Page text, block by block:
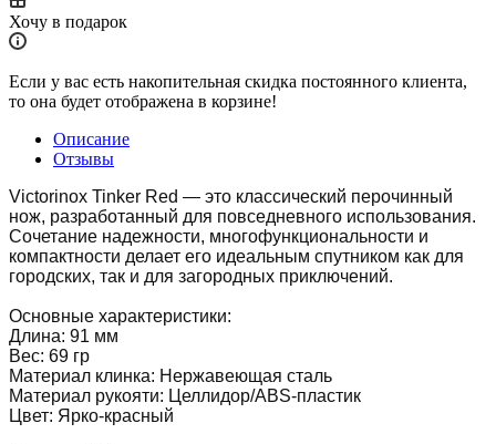
Хочу в подарок
Если у вас есть накопительная скидка постоянного клиента,
то она будет отображена в корзине!
Описание
Отзывы
Victorinox Tinker Red — это классический перочинный
нож, разработанный для повседневного использования.
Сочетание надежности, многофункциональности и
компактности делает его идеальным спутником как для
городских, так и для загородных приключений.
Основные характеристики:
Длина: 91 мм
Вес: 69 гр
Материал клинка: Нержавеющая сталь
Материал рукояти: Целлидор/ABS-пластик
Цвет: Ярко-красный